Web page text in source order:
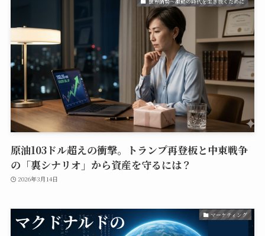
原油103ドル超えの衝撃。トランプ再登板と中東戦争
の「裏シナリオ」から資産を守るには？
2026年3月14日
マーケティング